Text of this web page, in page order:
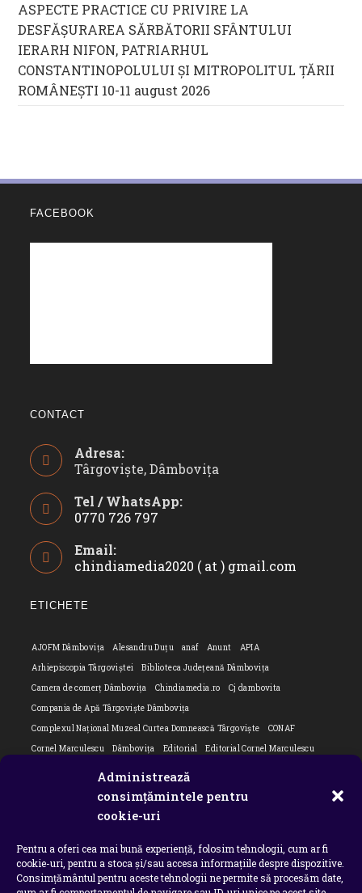
Administrează
consimțămintele pentru
cookie-uri
Pentru a oferi cea mai bună experiență, folosim tehnologii, cum ar fi
cookie-uri, pentru a stoca și/sau accesa informațiile despre dispozitive.
Consimțământul pentru aceste tehnologii ne permite să procesăm date,
ASPECTE PRACTICE CU PRIVIRE LA
DESFĂȘURAREA SĂRBĂTORII SFÂNTULUI
IERARH NIFON, PATRIARHUL
CONSTANTINOPOLULUI ŞI MITROPOLITUL ȚĂRII
ROMÂNEȘTI 10-11 august 2026
FACEBOOK
CONTACT
Adresa:
Târgoviște, Dâmbovița
Tel / WhatsApp:
0770 726 797
in
your
Email:
chindiamedia2020 ( at ) gmail.com
ETICHETE
AJOFM Dâmbovița Alesandru Duțu anaf Anunt
APIA
Arhiepiscopia Târgoviștei
Biblioteca Județeană Dâmbovița
Camera de comerț Dâmbovița
Chindiamedia.ro
Cj dambovita
Compania de Apă Târgoviște Dâmbovița
Complexul Național Muzeal Curtea Domnească Târgoviște
CONAF
Cornel Marculescu
Dâmbovița Editorial
Editorial Cornel Marculescu
ipj dambovita
Isu dambovita Basarab I Dambovita
Ministerul Educației
ministerul sanatatii Nu-ți uita istoria
Oana Filip
Prefectura dambovita
Primaria Dragodana
Primaria Lucieni
primaria Răzvad
Primaria Ulmi primăria Târgoviște PSD Dambovita